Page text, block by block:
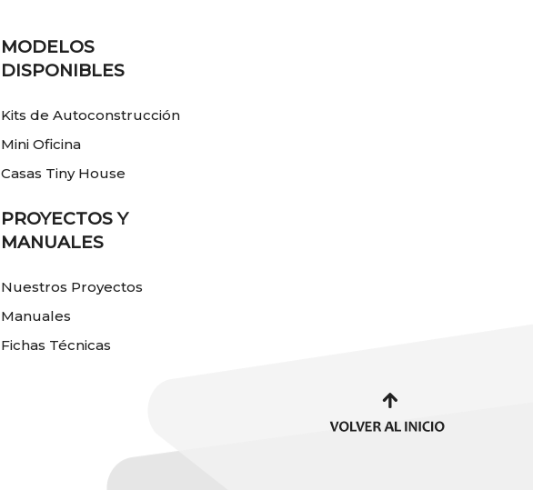
MODELOS
DISPONIBLES
Kits de Autoconstrucción
Mini Oficina
Casas Tiny House
PROYECTOS Y
MANUALES
Nuestros Proyectos
Manuales
Fichas Técnicas